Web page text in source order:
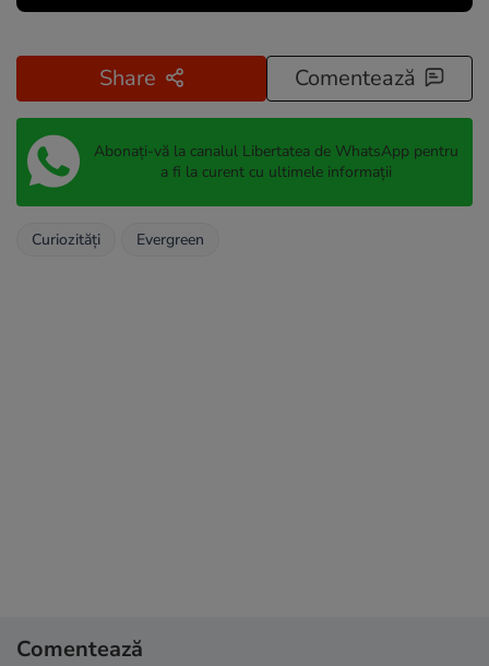
Share Comentează
Abonați-vă la canalul Libertatea de WhatsApp pentru
a fi la curent cu ultimele informații
Curiozități Evergreen
Comentează